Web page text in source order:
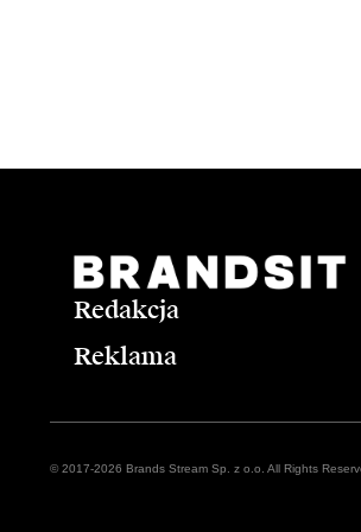
Redakcja
Reklama
© 2017-2026 Brands Stream Sp. z o.o. All Rights